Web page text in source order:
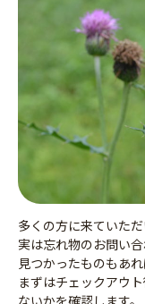
多くの方に来ていただ
実は忘れ物のお問い
見つかったものもあ
まずはチェックアウ